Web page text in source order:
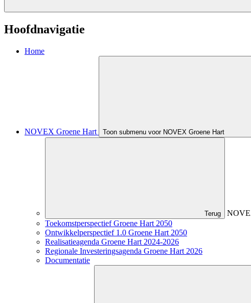
Hoofdnavigatie
Home
NOVEX Groene Hart Toon submenu voor NOVEX Groene Hart
Terug
Toekomstperspectief Groene Hart 2050
Ontwikkelperspectief 1.0 Groene Hart 2050
Realisatieagenda Groene Hart 2024-2026
Regionale Investeringsagenda Groene Hart 2026
Documentatie